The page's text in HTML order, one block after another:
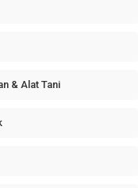
& Alat Tani